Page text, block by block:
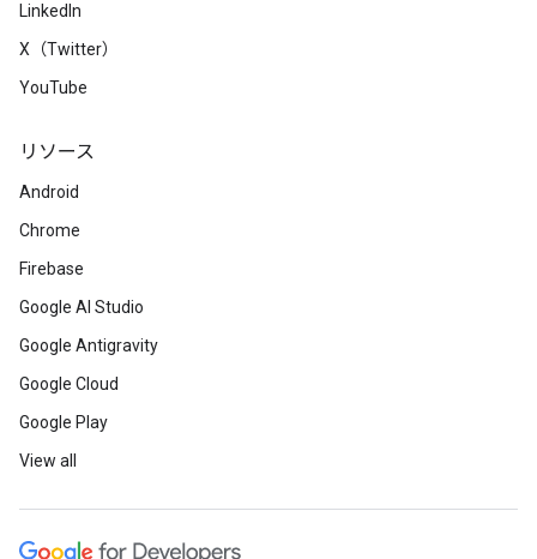
LinkedIn
X（Twitter）
YouTube
リソース
Android
Chrome
Firebase
Google AI Studio
Google Antigravity
Google Cloud
Google Play
View all